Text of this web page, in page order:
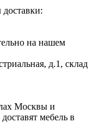
на нашем
д.1, склад
Москвы и
мебель в